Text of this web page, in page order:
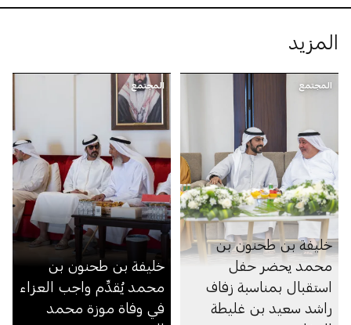
المزيد
المجتمع
خليفة بن طحنون بن
محمد يحضر حفل
استقبال بمناسبة زفاف
راشد سعيد بن غليطة
المجتمع
خليفة بن طحنون بن
محمد يُقدِّم واجب العزاء
في وفاة موزة محمد